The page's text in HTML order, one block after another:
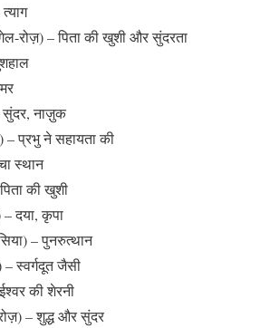
रोज़) – पिता की खुशी और सुंदरता
सुंदर, नाज़ुक
– प्रभु ने सहायता की
स्थान
की खुशी
दया, कृपा
– पुनरुत्थान
स्वर्गदूत जैसी
की शेरनी
– शुद्ध और सुंदर